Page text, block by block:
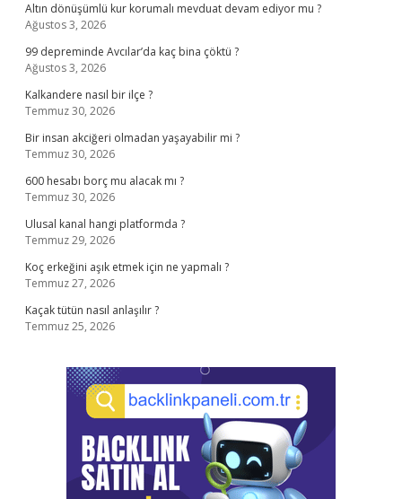
Altın dönüşümlü kur korumalı mevduat devam ediyor mu ?
Ağustos 3, 2026
99 depreminde Avcılar’da kaç bina çöktü ?
Ağustos 3, 2026
Kalkandere nasıl bir ilçe ?
Temmuz 30, 2026
Bir insan akciğeri olmadan yaşayabilir mi ?
Temmuz 30, 2026
600 hesabı borç mu alacak mı ?
Temmuz 30, 2026
Ulusal kanal hangi platformda ?
Temmuz 29, 2026
Koç erkeğini aşık etmek için ne yapmalı ?
Temmuz 27, 2026
Kaçak tütün nasıl anlaşılır ?
Temmuz 25, 2026